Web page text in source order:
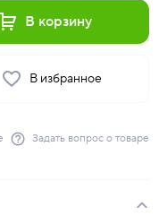
В корзину
В избранное
Задать вопрос о товаре